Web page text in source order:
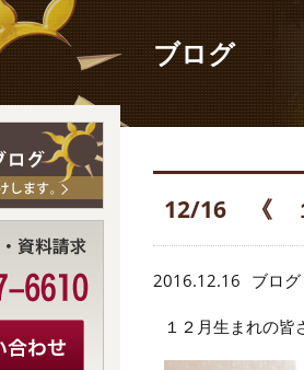
ブログ
12/16 《
2016.12.16 ブログ
１２月生まれの